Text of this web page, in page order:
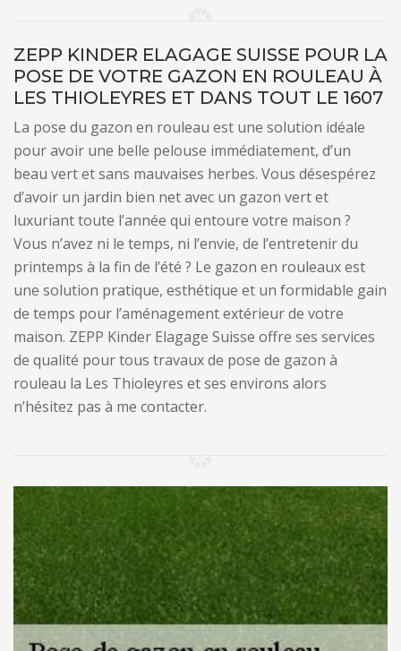
ZEPP KINDER ELAGAGE SUISSE POUR LA
POSE DE VOTRE GAZON EN ROULEAU À
LES THIOLEYRES ET DANS TOUT LE 1607
La pose du gazon en rouleau est une solution idéale
pour avoir une belle pelouse immédiatement, d’un
beau vert et sans mauvaises herbes. Vous désespérez
d’avoir un jardin bien net avec un gazon vert et
luxuriant toute l’année qui entoure votre maison ?
Vous n’avez ni le temps, ni l’envie, de l’entretenir du
printemps à la fin de l’été ? Le gazon en rouleaux est
une solution pratique, esthétique et un formidable gain
de temps pour l’aménagement extérieur de votre
maison. ZEPP Kinder Elagage Suisse offre ses services
de qualité pour tous travaux de pose de gazon à
rouleau la Les Thioleyres et ses environs alors
n’hésitez pas à me contacter.